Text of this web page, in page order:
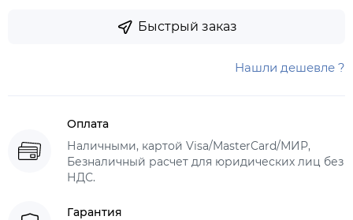
Быстрый заказ
Нашли дешевле ?
Оплата
Наличными, картой Visa/MasterCard/МИР,
Безналичный расчет для юридических лиц без
НДС.
Гарантия